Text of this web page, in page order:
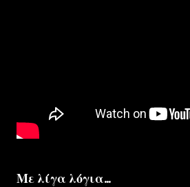
Με λίγα λόγια...